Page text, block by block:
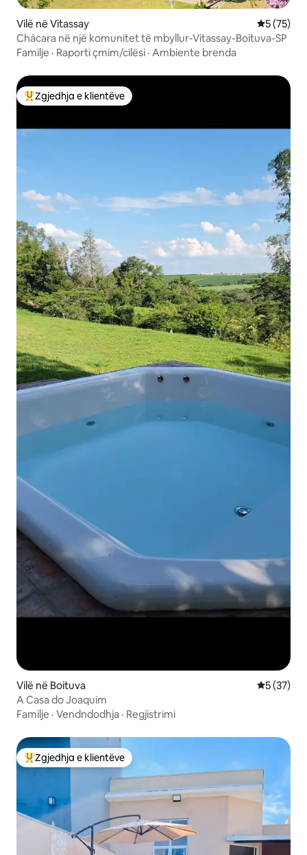
Vilë në Vitassay Vlerësimi
5 (75)
Chácara në një komunitet të mbyllur-Vitassay-Boituva-SP
Familje · Raporti çmim/cilësi · Ambiente brenda
Më të mirat e zgjedhjeve të klientëve
Zgjedhja e klientëve
Vilë në Boituva Vlerësimi
5 (37)
A Casa do Joaquim
Familje · Vendndodhja · Regjistrimi
Më të mirat e zgjedhjeve të klientëve
Zgjedhja e klientëve